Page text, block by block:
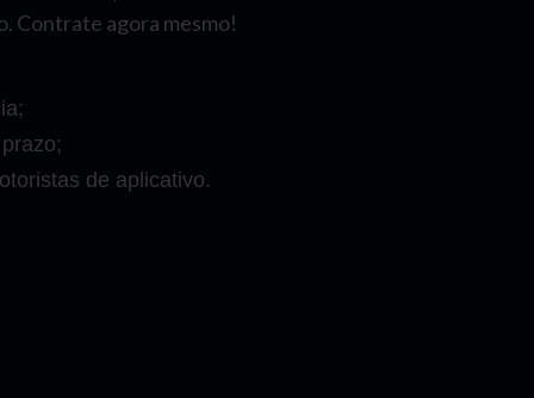
Contrate agora mesmo!
de aplicativo.